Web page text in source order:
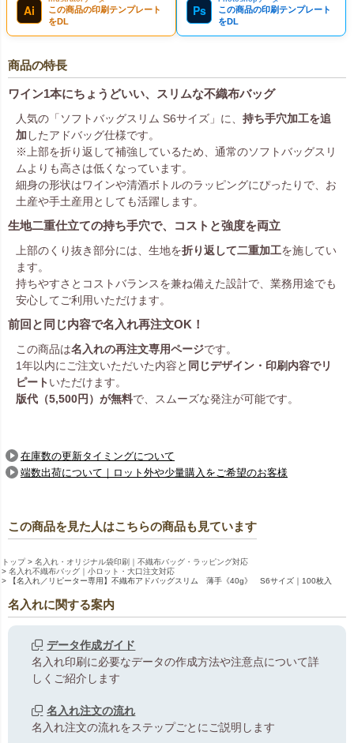
Ai
この商品の印刷テンプレート
をDL
Ps
この商品の印刷テンプレート
をDL
商品の特長
ワイン1本にちょうどいい、スリムな不織布バッグ
人気の「ソフトバッグスリム S6サイズ」に、 持ち手穴加工を追
加 したアドバッグ仕様です。
※上部を折り返して補強しているため、通常のソフトバッグスリ
ムよりも高さは低くなっています。
細身の形状はワインや清酒ボトルのラッピングにぴったりで、お
土産や手土産用としても活躍します。
生地二重仕立ての持ち手穴で、コストと強度を両立
上部のくり抜き部分には、生地を折り返して二重加工を施してい
ます。
持ちやすさとコストバランスを兼ね備えた設計で、業務用途でも
安心してご利用いただけます。
前回と同じ内容で名入れ再注文OK！
この商品は名入れの再注文専用ページです。
1年以内にご注文いただいた内容と 同じデザイン・印刷内容でリ
ピート いただけます。
版代（5,500円）が無料で、スムーズな発注が可能です。
在庫数の更新タイミングについて
端数出荷について｜ロット外や少量購入をご希望のお客様
この商品を見た人はこちらの商品も見ています
トップ
名入れ・オリジナル袋印刷｜不織布バッグ・ラッピング対応
名入れ不織布バッグ｜小ロット・大口注文対応
【名入れ／リピーター専用】不織布アドバッグスリム 薄手《40g》 S6サイズ｜100枚入
名入れに関する案内
データ作成ガイド
名入れ印刷に必要なデータの作成方法や注意点について詳
しくご紹介します
名入れ注文の流れ
名入れ注文の流れをステップごとにご説明します